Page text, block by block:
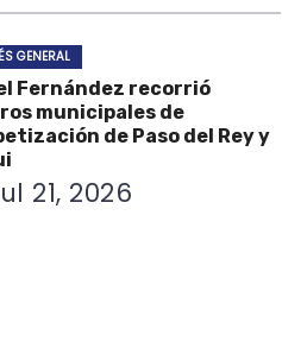
GENERAL
Fernández recorrió
municipales de
de Paso del Rey y
21, 2026